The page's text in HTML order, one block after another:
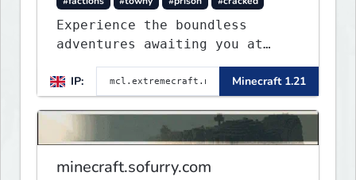
Experience the boundless
adventures awaiting you at
ExtremeCraft.net! Embark on a
journey through a plethora of
exhilarating game modes,
blending both timeless
classics and innovative new
experiences seamlessly.
IP: Minecraft 1.21
minecraft.sofurry.com